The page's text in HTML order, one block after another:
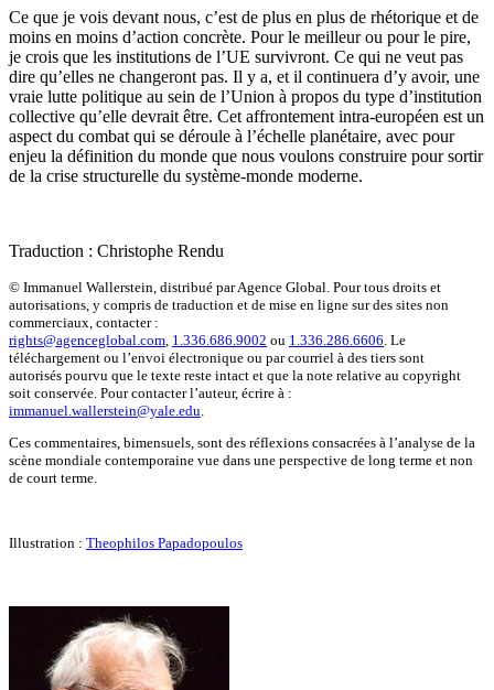
Ce que je vois devant nous, c’est de plus en plus de rhétorique et de
moins en moins d’action concrète. Pour le meilleur ou pour le pire,
je crois que les institutions de l’UE survivront. Ce qui ne veut pas
dire qu’elles ne changeront pas. Il y a, et il continuera d’y avoir, une
vraie lutte politique au sein de l’Union à propos du type d’institution
collective qu’elle devrait être. Cet affrontement intra-européen est un
aspect du combat qui se déroule à l’échelle planétaire, avec pour
enjeu la définition du monde que nous voulons construire pour sortir
de la crise structurelle du système-monde moderne.
Traduction : Christophe Rendu
© Immanuel Wallerstein, distribué par Agence Global. Pour tous droits et
autorisations, y compris de traduction et de mise en ligne sur des sites non
commerciaux, contacter :
rights@agenceglobal.com, 1.336.686.9002 ou 1.336.286.6606. Le
téléchargement ou l’envoi électronique ou par courriel à des tiers sont
autorisés pourvu que le texte reste intact et que la note relative au copyright
soit conservée. Pour contacter l’auteur, écrire à :
immanuel.wallerstein@yale.edu.
Ces commentaires, bimensuels, sont des réflexions consacrées à l’analyse de la
scène mondiale contemporaine vue dans une perspective de long terme et non
de court terme.
Illustration : Theophilos Papadopoulos